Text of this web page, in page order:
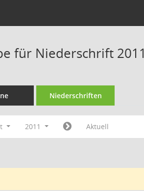
für Niederschrift 2011
Niederschriften
2011 Aktuell